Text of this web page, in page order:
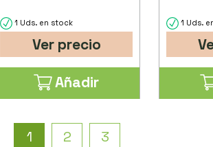
1 Uds. en stock
Ver precio
Añadir
1 Uds.
1 2 3